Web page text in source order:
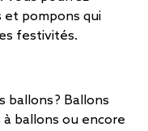
et pompons qui
festivités.
ballons ? Ballons
ballons ou encore